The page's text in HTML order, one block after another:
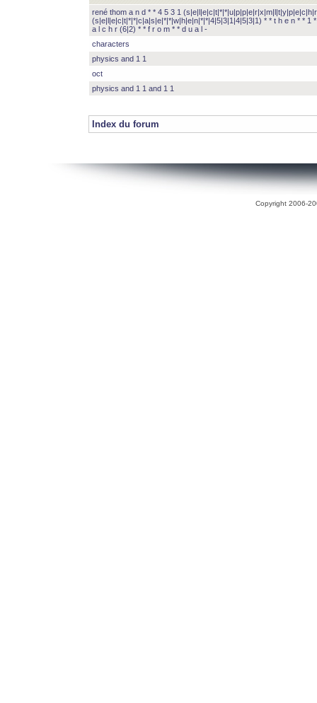
rené thom a n d * * 4 5 3 1
(s|e|l|e|c|t|*|*|c|a|s|e|*|*|w|h|e|n|*|*|4|5|3|1|4|5|3|1) * * t h e n * * 1
a l c h r (6|2) * * f r o m * * d u a l -
characters
physics and 1 1
oct
physics and 1 1 and 1 1
Index du forum
Copyright 2006-